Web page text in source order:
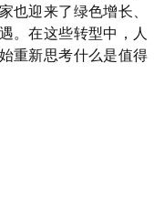
也迎来了绿色增长、
。在这些转型中，人
重新思考什么是值得